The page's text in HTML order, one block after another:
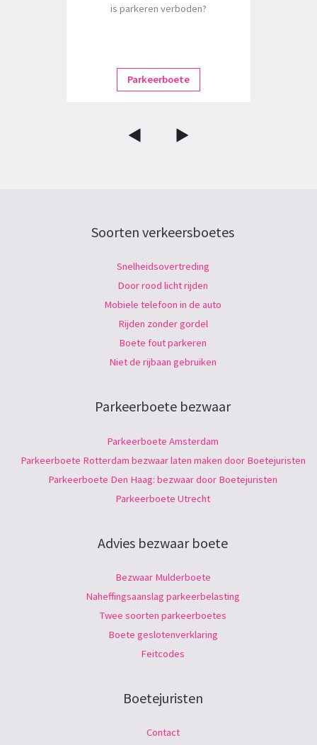
is parkeren verboden?
Parkeerboete
Soorten verkeersboetes
Snelheidsovertreding
Door rood licht rijden
Mobiele telefoon in de auto
Rijden zonder gordel
Boete fout parkeren
Niet de rijbaan gebruiken
Parkeerboete bezwaar
Parkeerboete Amsterdam
Parkeerboete Rotterdam bezwaar laten maken door Boetejuristen
Parkeerboete Den Haag: bezwaar door Boetejuristen
Parkeerboete Utrecht
Advies bezwaar boete
Bezwaar Mulderboete
Naheffingsaanslag parkeerbelasting
Twee soorten parkeerboetes
Boete geslotenverklaring
Feitcodes
Boetejuristen
Contact